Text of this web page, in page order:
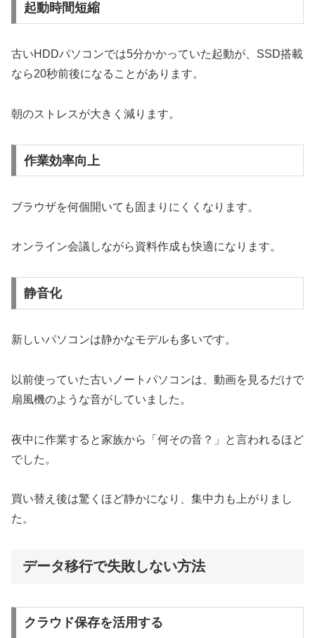
起動時間短縮
古いHDDパソコンでは5分かかっていた起動が、SSD搭載
なら20秒前後になることがあります。
朝のストレスが大きく減ります。
作業効率向上
ブラウザを何個開いても固まりにくくなります。
オンライン会議しながら資料作成も快適になります。
静音化
新しいパソコンは静かなモデルも多いです。
以前使っていた古いノートパソコンは、動画を見るだけで
扇風機のような音がしていました。
夜中に作業すると家族から「何その音？」と言われるほど
でした。
買い替え後は驚くほど静かになり、集中力も上がりまし
た。
データ移行で失敗しない方法
クラウド保存を活用する